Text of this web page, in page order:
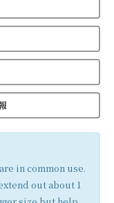
in common use.
out about 1